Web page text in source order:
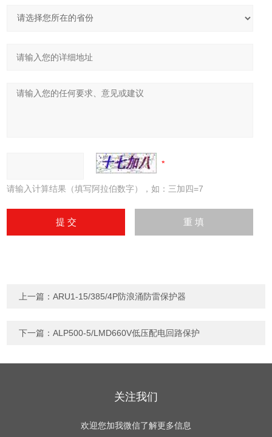
请输入计算结果（填写阿拉伯数字），如：三加四=7
上一篇：ARU1-15/385/4P防浪涌防雷保护器
下一篇：ALP500-5/LMD660V低压配电回路保护
关注我们
欢迎您加我微信了解更多信息